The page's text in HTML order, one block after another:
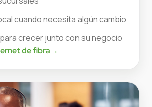
cuando necesita algún cambio
crecer junto con su negocio
de fibra→